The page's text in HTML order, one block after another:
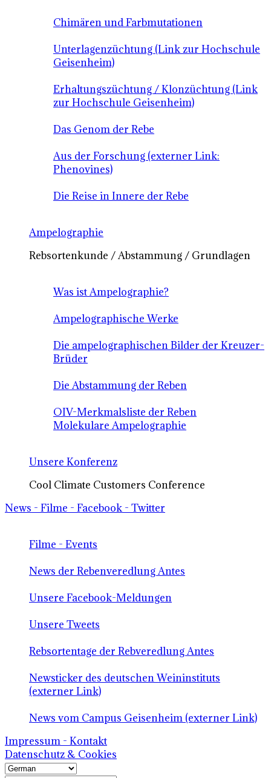
Chimären und Farbmutationen
Unterlagenzüchtung (Link zur Hochschule
Geisenheim)
Erhaltungszüchtung / Klonzüchtung (Link
zur Hochschule Geisenheim)
Das Genom der Rebe
Aus der Forschung (externer Link:
Phenovines)
Die Reise in Innere der Rebe
Ampelographie
Rebsortenkunde / Abstammung / Grundlagen
Was ist Ampelographie?
Ampelographische Werke
Die ampelographischen Bilder der Kreuzer-
Brüder
Die Abstammung der Reben
OIV-Merkmalsliste der Reben
Molekulare Ampelographie
Unsere Konferenz
Cool Climate Customers Conference
News - Filme - Facebook - Twitter
Filme - Events
News der Rebenveredlung Antes
Unsere Facebook-Meldungen
Unsere Tweets
Rebsortentage der Rebveredlung Antes
Newsticker des deutschen Weininstituts
(externer Link)
News vom Campus Geisenheim (externer Link)
Impressum - Kontakt
Datenschutz & Cookies